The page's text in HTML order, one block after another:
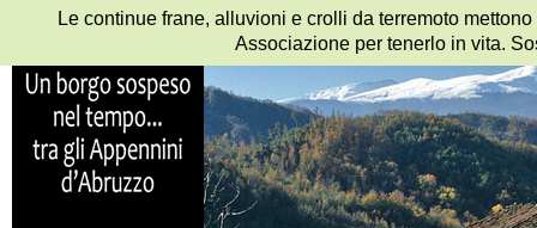
Le continue frane, alluvioni e crolli da terremoto
Associazione per tenerlo in vita.